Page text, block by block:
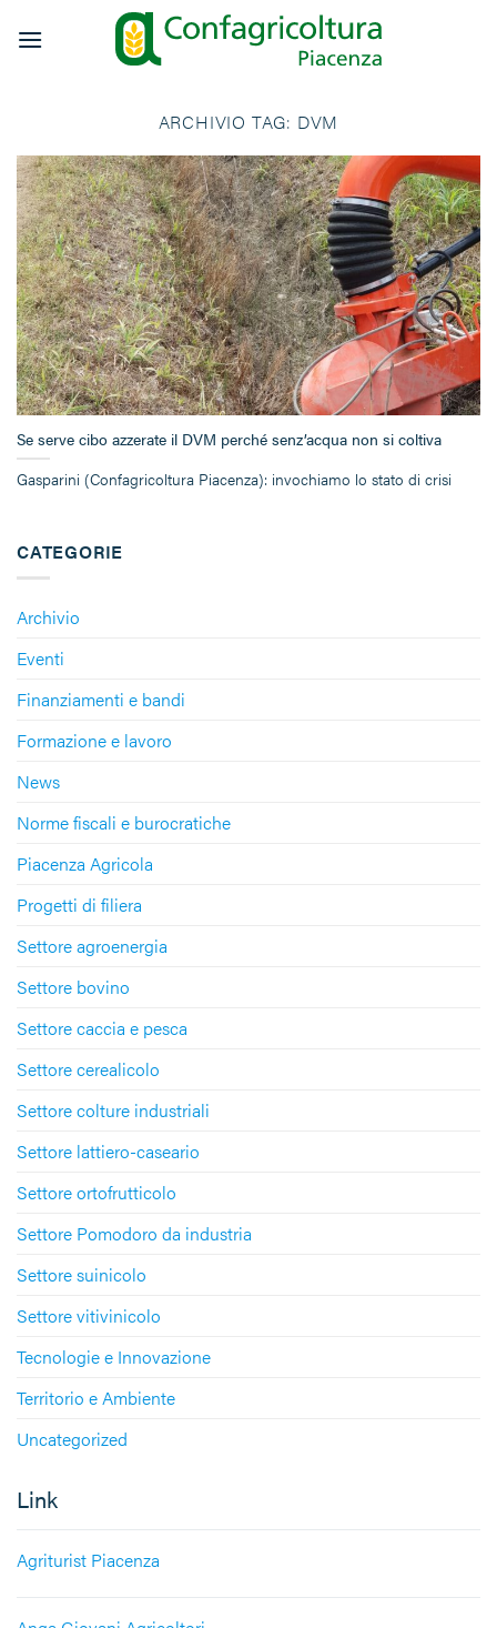
ARCHIVIO TAG: DVM
CATEGORIE
Archivio
Eventi
Finanziamenti e bandi
Formazione e lavoro
News
Norme fiscali e burocratiche
Piacenza Agricola
Progetti di filiera
Settore agroenergia
Settore bovino
Settore caccia e pesca
Settore cerealicolo
Settore colture industriali
Settore lattiero-caseario
Settore ortofrutticolo
Settore Pomodoro da industria
Settore suinicolo
Settore vitivinicolo
Tecnologie e Innovazione
Territorio e Ambiente
Uncategorized
Link
Agriturist Piacenza
Se serve cibo azzerate il DVM perché senz’acqua non si coltiva
Gasparini (Confagricoltura Piacenza): invochiamo lo stato di crisi